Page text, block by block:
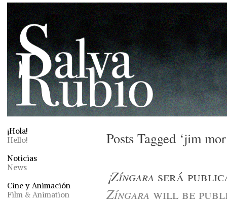
¡Hola!
Hello!
Noticias
News
Cine y Animación
Film & Animation
Posts Tagged ‘jim
¡Zíngara será
Zíngara will be